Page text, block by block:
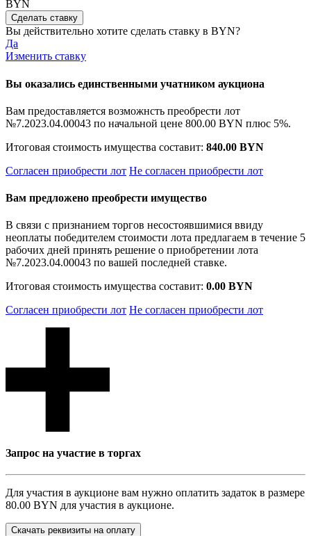
BYN
Вы действительно хотите сделать ставку в BYN?
Да
Изменить ставку
Вы оказались единственными учатником аукциона
Вам предоставляется возможнсть преобрести лот
№7.2023.04.00043 по начальной цене 800.00 BYN плюс 5%.
Итоговая стоимость имущества составит: 840.00 BYN
Согласен приобрести лот Не согласен приобрести лот
Вам предложено преобрести имущество
В связи с признанием торгов несостоявшимися ввиду
неоплаты победителем стоимости лота предлагаем в течение 5
рабочих дней принять решение о приобретении лота
№7.2023.04.00043 по вашей последней ставке.
Итоговая стоимость имущества составит: 0.00 BYN
Согласен приобрести лот Не согласен приобрести лот
Запрос на участие в торгах
Для участия в аукционе вам нужно оплатить задаток в размере
80.00 BYN для участия в аукционе.
Скачать реквизиты на оплату